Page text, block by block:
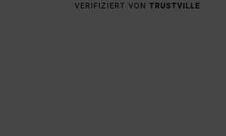
VERIFIZIERT VON TRUSTVILLE